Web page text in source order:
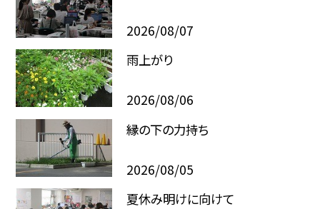
2026/08/07
雨上がり
2026/08/06
縁の下の力持ち
2026/08/05
夏休み明けに向けて